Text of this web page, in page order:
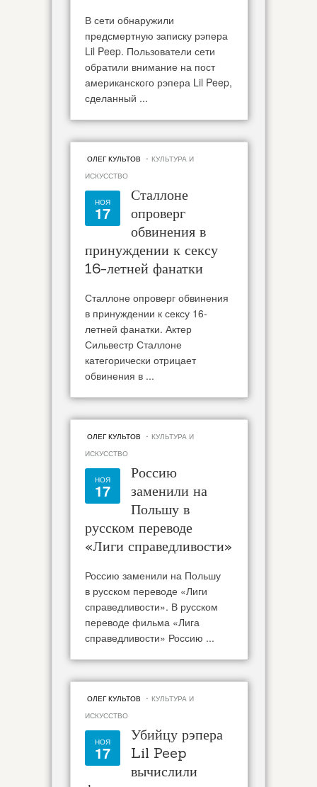
В сети обнаружили
предсмертную записку рэпера
Lil Peep. Пользователи сети
обратили внимание на пост
американского рэпера Lil Peep,
сделанный ...
ОЛЕГ КУЛЬТОВ · КУЛЬТУРА И
ИСКУССТВО
НОЯ
17
Сталлоне
опроверг
обвинения в
принуждении к сексу
16-летней фанатки
Сталлоне опроверг обвинения
в принуждении к сексу 16-
летней фанатки. Актер
Сильвестр Сталлоне
категорически отрицает
обвинения в ...
ОЛЕГ КУЛЬТОВ · КУЛЬТУРА И
ИСКУССТВО
НОЯ
17
Россию
заменили на
Польшу в
русском переводе
«Лиги справедливости»
Россию заменили на Польшу
в русском переводе «Лиги
справедливости». В русском
переводе фильма «Лига
справедливости» Россию ...
ОЛЕГ КУЛЬТОВ · КУЛЬТУРА И
ИСКУССТВО
НОЯ
17
Убийцу рэпера
Lil Peep
вычислили